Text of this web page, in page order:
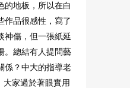
的地板，所以在白
作品很感性，寫了
神傷，但一張紙延
。總結有人提問藝
係？中大的指導老
家過於著眼實用